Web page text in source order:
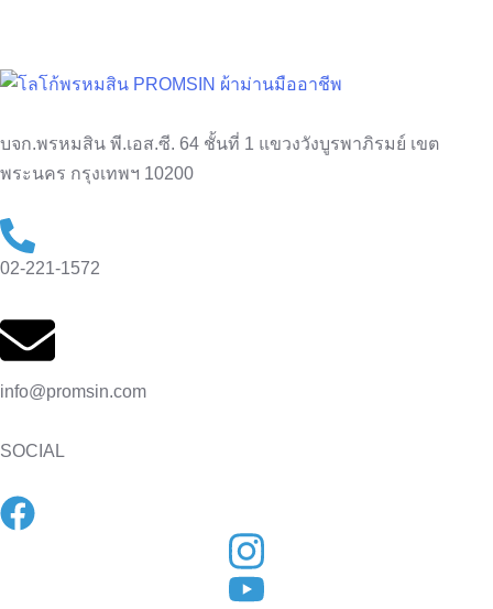
บจก.พรหมสิน พี.เอส.ซี. 64 ชั้นที่ 1 แขวงวังบูรพาภิรมย์ เขต
พระนคร กรุงเทพฯ 10200
02-221-1572
info@promsin.com
SOCIAL